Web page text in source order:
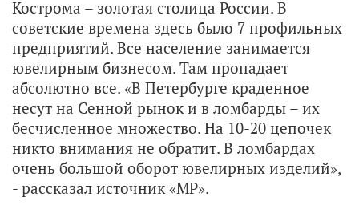
Кострома – золотая столица России. В
советские времена здесь было 7 профильных
предприятий. Все население занимается
ювелирным бизнесом. Там пропадает
абсолютно все. «В Петербурге краденное
несут на Сенной рынок и в ломбарды – их
бесчисленное множество. На 10-20 цепочек
никто внимания не обратит. В ломбардах
очень большой оборот ювелирных изделий»,
- рассказал источник «МР».